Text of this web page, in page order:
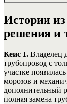
Истории
решения и
Кейс 1. Владелец
трубопровод с
участке
морозов и
дополнительный
полная замена